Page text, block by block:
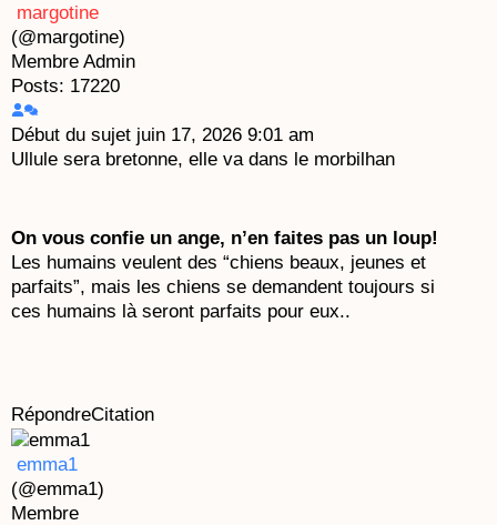
margotine
(@margotine)
Membre Admin
Posts: 17220
Début du sujet juin 17, 2026 9:01 am
Ullule sera bretonne, elle va dans le morbilhan
On vous confie un ange, n’en faites pas un loup!
Les humains veulent des “chiens beaux, jeunes et
parfaits”, mais les chiens se demandent toujours si
ces humains là seront parfaits pour eux..
RépondreCitation
emma1
(@emma1)
Membre